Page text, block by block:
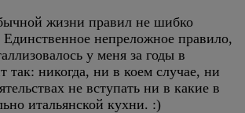
жизни правил не шибко
непреложное правило,
у меня за годы в
так: никогда, ни в коем случае, ни
не вступать ни в какие в
итальянской кухни. :)